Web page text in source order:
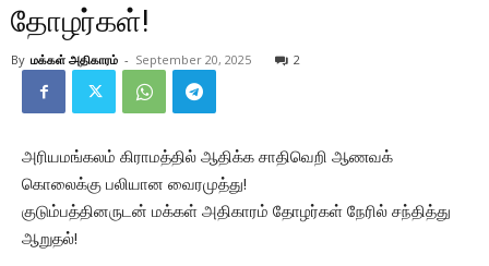
தோழர்கள்!
By மக்கள் அதிகாரம் - September 20, 2025 2
அரியமங்கலம் கிராமத்தில் ஆதிக்க சாதிவெறி ஆணவக்
கொலைக்கு பலியான வைரமுத்து!
குடும்பத்தினருடன் மக்கள் அதிகாரம் தோழர்கள் நேரில் சந்தித்து
ஆறுதல்!